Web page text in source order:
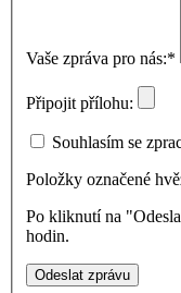
Vaše zpráva pro nás:*
Připojit přílohu:
Souhlasím se
Položky označené
Po kliknutí na
hodin.